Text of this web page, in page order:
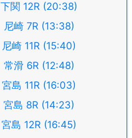
下関 12R (20:38)
尼崎 7R (13:38)
尼崎 11R (15:40)
常滑 6R (12:48)
宮島 11R (16:03)
宮島 8R (14:23)
宮島 12R (16:45)